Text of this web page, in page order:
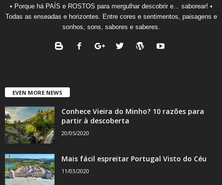
• Porque há PAÍS e ROSTOS para mergulhar descobrir e... saborear! •
Todas as enseadas e horizontes. Entre cores e sentimentos, paisagens e
sonhos, sons, sabores e saberes.
EVEN MORE NEWS
Conhece Vieira do Minho? 10 razões para
partir à descoberta
20/05/2020
Mais fácil espreitar Portugal Visto do Céu
11/03/2020